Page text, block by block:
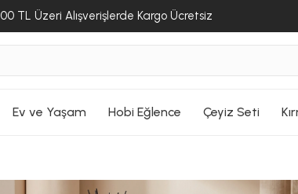
TL Üzeri Alışverişlerde Kargo Ücretsiz
Ev ve Yaşam Hobi Eğlence Çeyiz Seti